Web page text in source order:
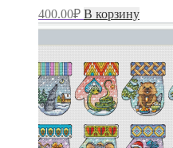
400.00₽ В корзину